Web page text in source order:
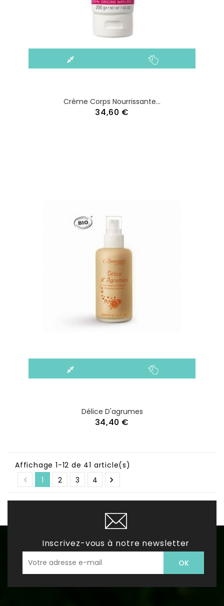
Crème Corps Nourrissante...
34,60 €
Délice D'agrumes
34,40 €
Affichage 1-12 de 41 article(s)

1 2 3 4 
Inscrivez-vous à notre newsletter